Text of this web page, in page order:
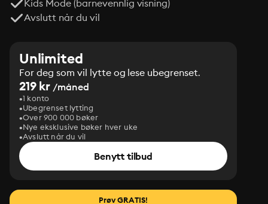
Kids Mode (barnevennlig visning)
Avslutt når du vil
Unlimited
For deg som vil lytte og lese ubegrenset.
219 kr /måned
1 konto
Ubegrenset lytting
Over 900 000 bøker
Nye eksklusive bøker hver uke
Avslutt når du vil
Benytt tilbud
Prøv GRATIS!